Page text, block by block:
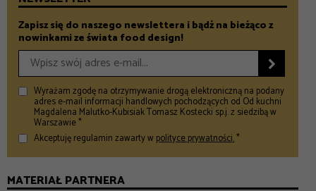
Zapisz się do naszego newslettera i bądź na bieżąco z
nowinkami ze świata food design!

Wyrażam zgodę na otrzymywanie drogą elektroniczną na podany
adres e-mail informacji handlowych pochodzących od Od kuchni
Magdalena Malutko-Kubisiak Tomasz Kostecki sp.j. z siedzibą w
Warszawie *
Akceptuję regulamin zawarty wpolityce prywatności.*
MATERIAŁ PARTNERA